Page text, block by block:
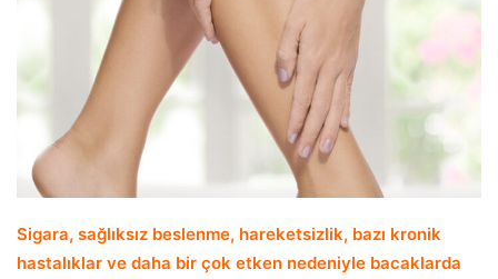
Sigara, sağlıksız beslenme, hareketsizlik, bazı kronik
hastalıklar ve daha bir çok etken nedeniyle bacaklarda